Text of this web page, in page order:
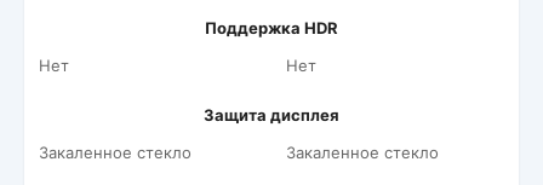
Поддержка HDR
Нет
Нет
Защита дисплея
Закаленное стекло
Закаленное стекло